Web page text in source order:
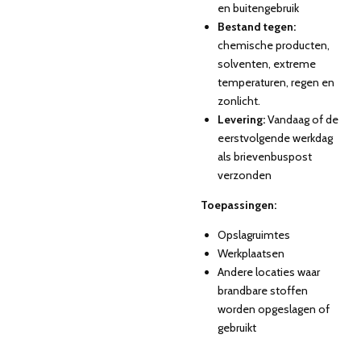
en buitengebruik
Bestand tegen:
chemische producten,
solventen, extreme
temperaturen, regen en
zonlicht.
Levering:Vandaag of de
eerstvolgende werkdag
als brievenbuspost
verzonden
Toepassingen:
Opslagruimtes
Werkplaatsen
Andere locaties waar
brandbare stoffen
worden opgeslagen of
gebruikt